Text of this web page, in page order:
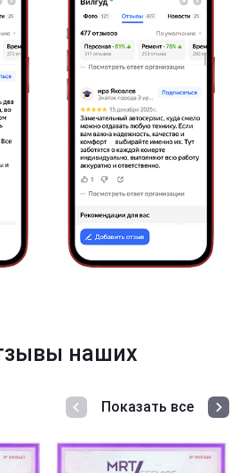
наших
Показать все